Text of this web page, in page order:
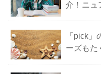
介！ニュ
「pick
ーズもた